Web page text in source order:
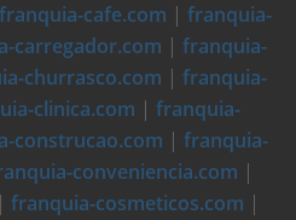
franquia-cafe.com | franquia-
carregador.com | franquia-
churrasco.com | franquia-
clinica.com | franquia-
construcao.com | franquia-
conveniencia.com |
| franquia-cosmeticos.com |